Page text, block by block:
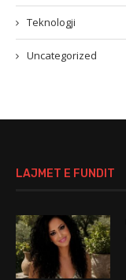
Teknologji
Uncategorized
LAJMET E FUNDIT